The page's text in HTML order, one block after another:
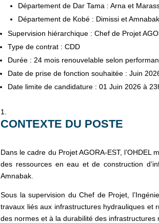
Département de Dar Tama : Arna et
Département de Kobé : Dimissi et Amnabak
Supervision hiérarchique : Chef de Projet
Type de contrat : CDD
Durée : 24 mois renouvelable selon
Date de prise de fonction souhaitée : Juin
Date limite de candidature : 01 Juin 2026 à
CONTEXTE DU POSTE
Dans le cadre du Projet AGORA-EST,
des ressources en eau et de construction
Amnabak.
Sous la supervision du Chef de Projet,
travaux liés aux infrastructures hydrauliques et
des normes et à la durabilité des infrastructures